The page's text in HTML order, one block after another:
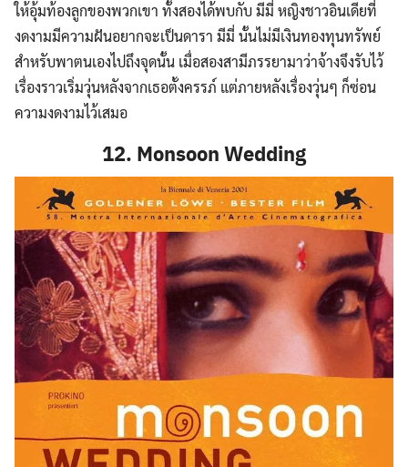
ให้อุ้มท้องลูกของพวกเขา ทั้งสองได้พบกับ มีมี่ หญิงชาวอินเดียที่
งดงามมีความฝันอยากจะเป็นดารา มีมี่ นั้นไม่มีเงินทองทุนทรัพย์
สำหรับพาตนเองไปถึงจุดนั้น เมื่อสองสามีภรรยามาว่าจ้างจึงรับไว้
เรื่องราวเริ่มวุ่นหลังจากเธอตั้งครรภ์ แต่ภายหลังเรื่องวุ่นๆ ก็ซ่อน
ความงดงามไว้เสมอ
12. Monsoon Wedding